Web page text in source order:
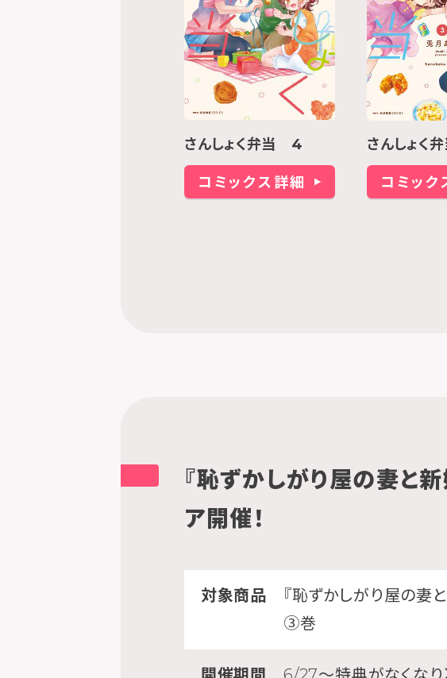
さんしょく弁当 4
コミックス詳細
さんしょく
コミック
『恥ずかしがり屋の妻と
ア開催！
対象商品
『恥ずかしがり屋の妻
③巻